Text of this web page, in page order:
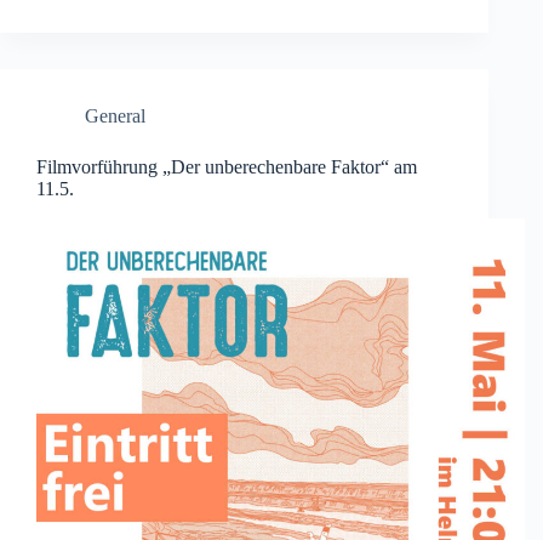
General
Filmvorführung „Der unberechenbare Faktor“ am
11.5.